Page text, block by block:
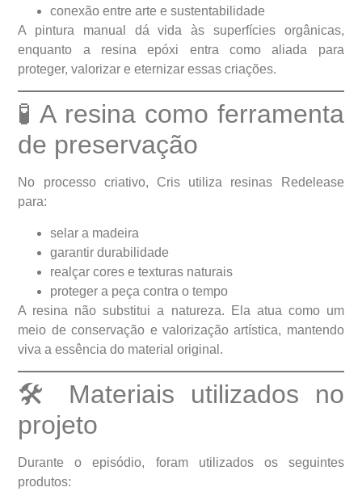
conexão entre arte e sustentabilidade
A pintura manual dá vida às superfícies orgânicas,
enquanto a resina epóxi entra como aliada para
proteger, valorizar e eternizar essas criações.
🧪 A resina como ferramenta
de preservação
No processo criativo, Cris utiliza resinas Redelease
para:
selar a madeira
garantir durabilidade
realçar cores e texturas naturais
proteger a peça contra o tempo
A resina não substitui a natureza. Ela atua como um
meio de conservação e valorização artística, mantendo
viva a essência do material original.
🛠️ Materiais utilizados no
projeto
Durante o episódio, foram utilizados os seguintes
produtos: